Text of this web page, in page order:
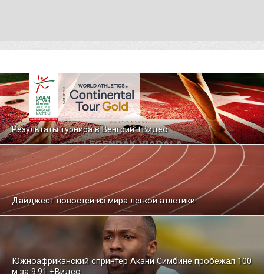
Результаты турнира в Венгрии +Видео
Дайджест новостей из мира легкой атлетики
Южноафриканский спринтер Акани Симбине пробежал 100
м за 9.91 +Видео